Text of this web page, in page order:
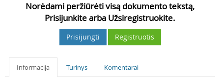
Norėdami peržiūrėti visą dokumento tekstą,
Prisijunkite arba Užsiregistruokite.
Prisijungti Registruotis
Informacija Turinys Komentarai